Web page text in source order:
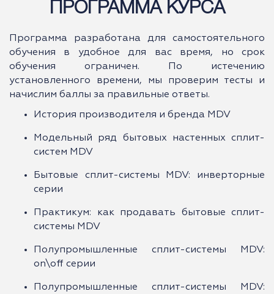
ПРОГРАММА КУРСА
Программа разработана для самостоятельного
обучения в удобное для вас время, но срок
обучения ограничен. По истечению
установленного времени, мы проверим тесты и
начислим баллы за правильные ответы.
История производителя и бренда MDV
Модельный ряд бытовых настенных сплит-
систем MDV
Бытовые сплит-системы MDV: инверторные
серии
Практикум: как продавать бытовые сплит-
системы MDV
Полупромышленные сплит-системы MDV:
on\off серии
Полупромышленные сплит-системы MDV: